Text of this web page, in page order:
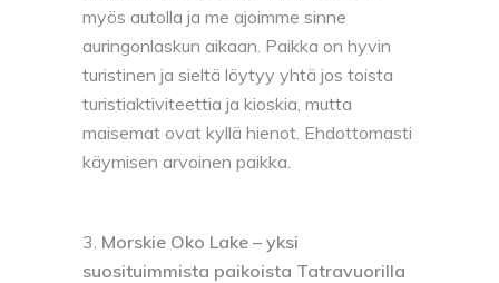
myös autolla ja me ajoimme sinne
auringonlaskun aikaan. Paikka on hyvin
turistinen ja sieltä löytyy yhtä jos toista
turistiaktiviteettia ja kioskia, mutta
maisemat ovat kyllä hienot. Ehdottomasti
käymisen arvoinen paikka.
Morskie Oko Lake – yksi
suosituimmista paikoista Tatravuorilla